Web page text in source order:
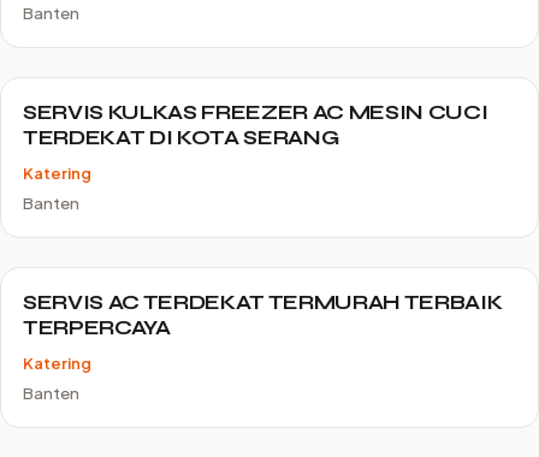
Banten
SERVIS KULKAS FREEZER AC MESIN CUCI
TERDEKAT DI KOTA SERANG
Katering
Banten
SERVIS AC TERDEKAT TERMURAH TERBAIK
TERPERCAYA
Katering
Banten